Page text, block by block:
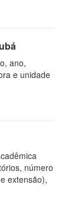
ano,
e unidade
número
extensão),